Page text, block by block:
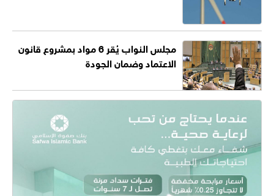
مجلس النواب يُقر 6 مواد بمشروع قانون
الاعتماد وضمان الجودة